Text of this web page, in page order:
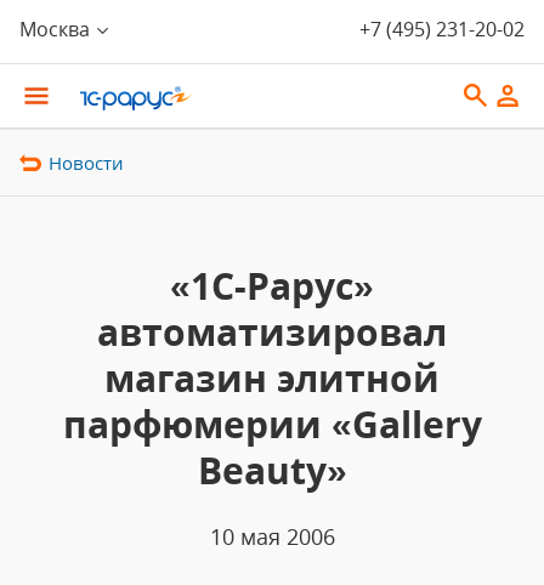
Москва +7 (495) 231-20-02
Новости
«1С-Рарус»
автоматизировал
магазин элитной
парфюмерии «Gallery
Beauty»
10 мая 2006